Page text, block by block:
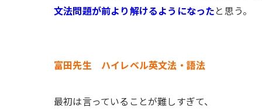
文法問題が前より解けるようになったと思う。
富田先生 ハイレベル英文法・語法
最初は言っていることが難しすぎて、